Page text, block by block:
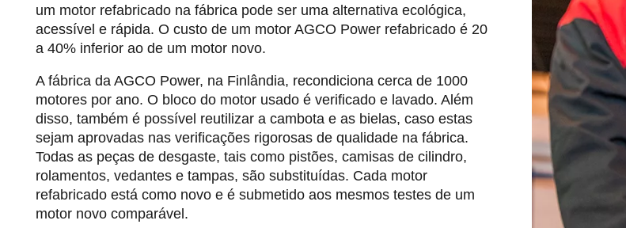
um motor refabricado na fábrica pode ser uma alternativa ecológica,
acessível e rápida. O custo de um motor AGCO Power refabricado é 20
a 40% inferior ao de um motor novo.
A fábrica da AGCO Power, na Finlândia, recondiciona cerca de 1000
motores por ano. O bloco do motor usado é verificado e lavado. Além
disso, também é possível reutilizar a cambota e as bielas, caso estas
sejam aprovadas nas verificações rigorosas de qualidade na fábrica.
Todas as peças de desgaste, tais como pistões, camisas de cilindro,
rolamentos, vedantes e tampas, são substituídas. Cada motor
refabricado está como novo e é submetido aos mesmos testes de um
motor novo comparável.